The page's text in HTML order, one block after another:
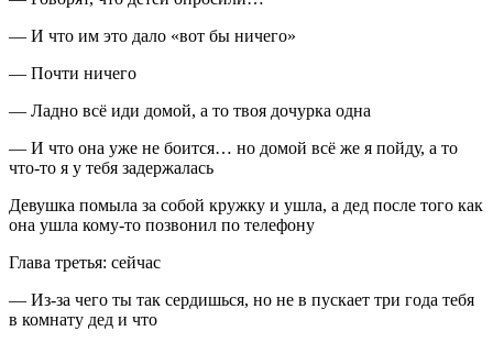
— И что им это дало «вот бы ничего»
— Почти ничего
— Ладно всё иди домой, а то твоя дочурка одна
— И что она уже не боится… но домой всё же я пойду, а то
что-то я у тебя задержалась
Девушка помыла за собой кружку и ушла, а дед после того как
она ушла кому-то позвонил по телефону
Глава третья: сейчас
— Из-за чего ты так сердишься, но не в пускает три года тебя
в комнату дед и что